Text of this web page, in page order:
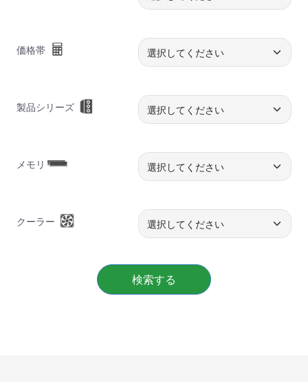
価格帯
製品シリーズ
メモリ
クーラー
検索する